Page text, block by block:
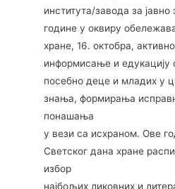
института/завода за
године у оквиру
хране, 16. октобра,
информисање и едукацију
посебно деце и младих у
знања, формирања
понашања
у вези са исхраном. Ове
Светског дана хране
избор
најбољих ликовних и